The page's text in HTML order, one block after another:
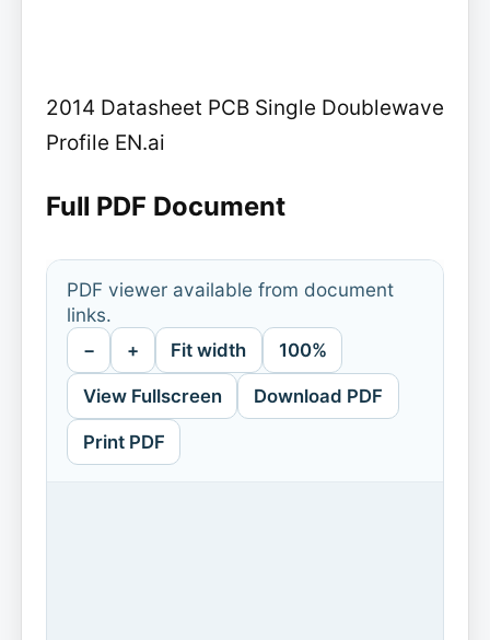
2014 Datasheet PCB Single Doublewave
Profile EN.ai
Full PDF Document
PDF viewer available from document
links.
− + Fit width 100%
View Fullscreen Download PDF
Print PDF